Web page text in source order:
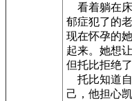
看着躺在床
郁症犯了的
现在怀孕的
起来。她想
但托比拒绝
托比知道自
己，他担心